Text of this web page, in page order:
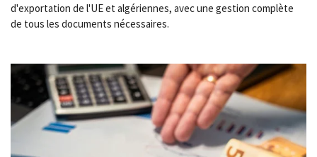
d'exportation de l'UE et algériennes, avec une gestion complète
de tous les documents nécessaires.